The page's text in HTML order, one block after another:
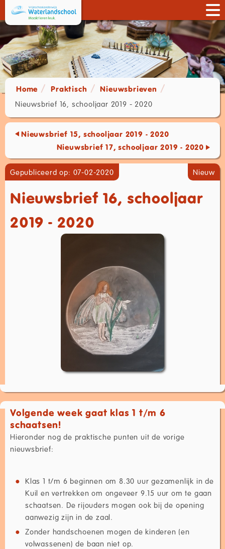
Home Praktisch
Nieuwsbrieven
Nieuwsbrief 16, schooljaar 2019 - 2020
Nieuwsbrief 15, schooljaar 2019 - 2020
Nieuwsbrief 17, schooljaar 2019 - 2020
Gepubliceerd op: 07-02-2020 Nieuw
Nieuwsbrief 16, schooljaar
2019 - 2020
Volgende week gaat klas 1 t/m 6
schaatsen!
Hieronder nog de praktische punten uit de vorige
nieuwsbrief:
Klas 1 t/m 6 beginnen om 8.30 uur gezamenlijk in de
Kuil en vertrekken om ongeveer 9.15 uur om te gaan
schaatsen. De rijouders mogen ook bij de opening
aanwezig zijn in de zaal.
Zonder handschoenen mogen de kinderen (en
volwassenen) de baan niet op.